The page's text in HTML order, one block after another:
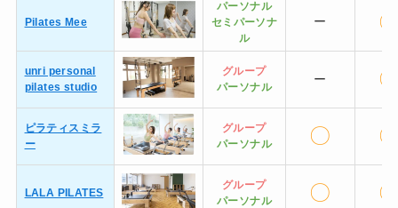
Pilates Mee
パーソナル
セミ パーソナ
ル
ー
unri personal
pilates studio
グループ
パーソナル
ー
ピラティスミラ
ー
グループ
パーソナル
〇
LALA PILATES
グループ
パーソナル
〇